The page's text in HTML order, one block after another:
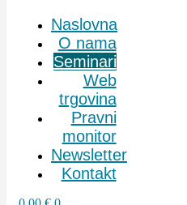
Naslovna
O nama
Seminari
Web
trgovina
Pravni
monitor
Newsletter
Kontakt